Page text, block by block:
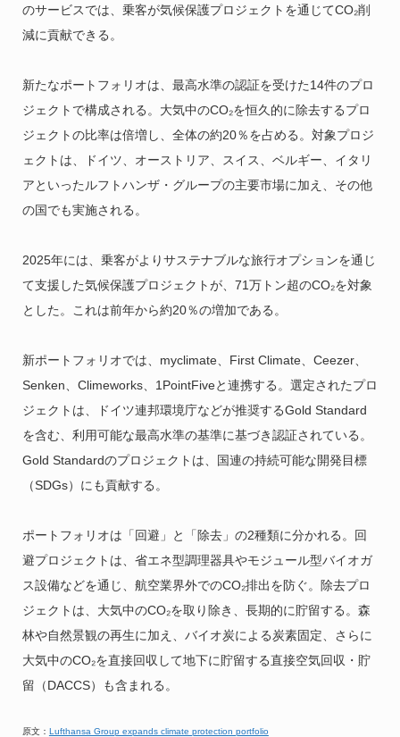
のサービスでは、乗客が気候保護プロジェクトを通じてCO₂削
減に貢献できる。
新たなポートフォリオは、最高水準の認証を受けた14件のプロ
ジェクトで構成される。大気中のCO₂を恒久的に除去するプロ
ジェクトの比率は倍増し、全体の約20％を占める。対象プロジ
ェクトは、ドイツ、オーストリア、スイス、ベルギー、イタリ
アといったルフトハンザ・グループの主要市場に加え、その他
の国でも実施される。
2025年には、乗客がよりサステナブルな旅行オプションを通じ
て支援した気候保護プロジェクトが、71万トン超のCO₂を対象
とした。これは前年から約20％の増加である。
新ポートフォリオでは、myclimate、First Climate、Ceezer、
Senken、Climeworks、1PointFiveと連携する。選定されたプロ
ジェクトは、ドイツ連邦環境庁などが推奨するGold Standard
を含む、利用可能な最高水準の基準に基づき認証されている。
Gold Standardのプロジェクトは、国連の持続可能な開発目標
（SDGs）にも貢献する。
ポートフォリオは「回避」と「除去」の2種類に分かれる。回
避プロジェクトは、省エネ型調理器具やモジュール型バイオガ
ス設備などを通じ、航空業界外でのCO₂排出を防ぐ。除去プロ
ジェクトは、大気中のCO₂を取り除き、長期的に貯留する。森
林や自然景観の再生に加え、バイオ炭による炭素固定、さらに
大気中のCO₂を直接回収して地下に貯留する直接空気回収・貯
留（DACCS）も含まれる。
原文： Lufthansa Group expands climate protection portfolio